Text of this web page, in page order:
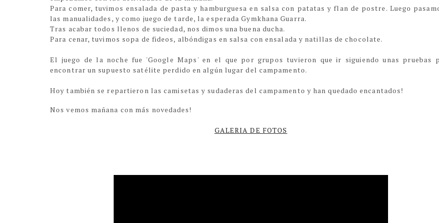
Para comer, tuvimos ensalada de pasta y hamburguesa en salsa con patatas y flan de postre. Luego
las manualidades, y como juego de tarde, la esperada Gymkhana Guarra.
Tras acabar todos llenos de suciedad, nos dimos una buena ducha.
Para cenar, tuvimos sopa de fideos, albóndigas en salsa con ensalada y natillas de chocolate.
El juego de la noche fue 'Google Maps' en el que por grupos tuvieron que ir siguiendo unas pruebas
encontrar un supuesto satélite perdido en algún lugar del campamento.
Hoy también se repartieron las camisetas y sudaderas del campamento y han quedado encantados!
Nos vemos mañana con más novedades!
GALERIA DE FOTOS